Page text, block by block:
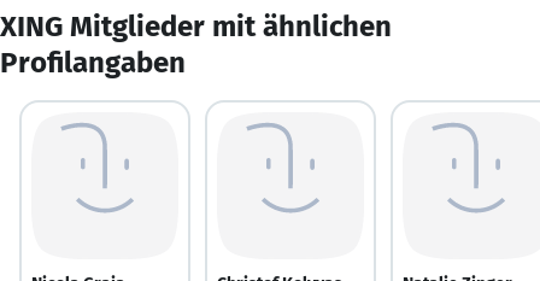
XING Mitglieder mit ähnlichen
Profilangaben